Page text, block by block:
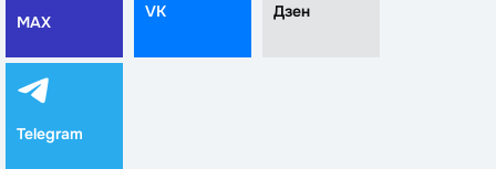
MAX
VK Дзен
Telegram